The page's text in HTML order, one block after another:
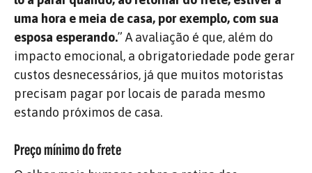
uma hora e meia de casa, por exemplo, com sua
esposa esperando.” A avaliação é que, além do
impacto emocional, a obrigatoriedade pode gerar
custos desnecessários, já que muitos motoristas
precisam pagar por locais de parada mesmo
estando próximos de casa.
Preço mínimo do frete